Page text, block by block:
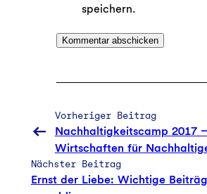
speichern.
Vorheriger Beitrag
Nachhaltigkeitscamp 2017
Wirtschaften für
Nächster Beitrag
Ernst der Liebe: Wichtige